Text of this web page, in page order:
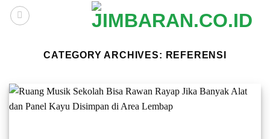
Skip
CATEGORY ARCHIVES: REFERENSI